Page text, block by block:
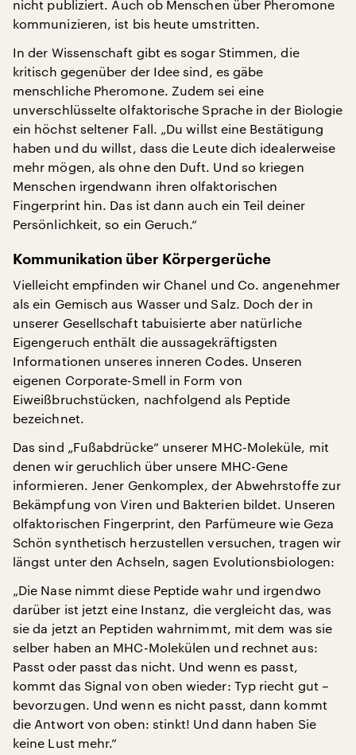
nicht publiziert. Auch ob Menschen über Pheromone
kommunizieren, ist bis heute umstritten.
In der Wissenschaft gibt es sogar Stimmen, die
kritisch gegenüber der Idee sind, es gäbe
menschliche Pheromone. Zudem sei eine
unverschlüsselte olfaktorische Sprache in der Biologie
ein höchst seltener Fall. „Du willst eine Bestätigung
haben und du willst, dass die Leute dich idealerweise
mehr mögen, als ohne den Duft. Und so kriegen
Menschen irgendwann ihren olfaktorischen
Fingerprint hin. Das ist dann auch ein Teil deiner
Persönlichkeit, so ein Geruch.“
Kommunikation über Körpergerüche
Vielleicht empfinden wir Chanel und Co. angenehmer
als ein Gemisch aus Wasser und Salz. Doch der in
unserer Gesellschaft tabuisierte aber natürliche
Eigengeruch enthält die aussagekräftigsten
Informationen unseres inneren Codes. Unseren
eigenen Corporate-Smell in Form von
Eiweißbruchstücken, nachfolgend als Peptide
bezeichnet.
Das sind „Fußabdrücke“ unserer MHC-Moleküle, mit
denen wir geruchlich über unsere MHC-Gene
informieren. Jener Genkomplex, der Abwehrstoffe zur
Bekämpfung von Viren und Bakterien bildet. Unseren
olfaktorischen Fingerprint, den Parfümeure wie Geza
Schön synthetisch herzustellen versuchen, tragen wir
längst unter den Achseln, sagen Evolutionsbiologen:
„Die Nase nimmt diese Peptide wahr und irgendwo
darüber ist jetzt eine Instanz, die vergleicht das, was
sie da jetzt an Peptiden wahrnimmt, mit dem was sie
selber haben an MHC-Molekülen und rechnet aus:
Passt oder passt das nicht. Und wenn es passt,
kommt das Signal von oben wieder: Typ riecht gut –
bevorzugen. Und wenn es nicht passt, dann kommt
die Antwort von oben: stinkt! Und dann haben Sie
keine Lust mehr.“